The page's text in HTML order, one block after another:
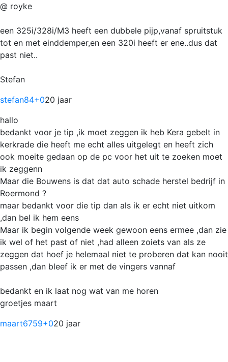
@ royke
een 325i/328i/M3 heeft een dubbele pijp,vanaf spruitstuk
tot en met einddemper,en een 320i heeft er ene..dus dat
past niet..
Stefan
stefan84+020 jaar
hallo
bedankt voor je tip ,ik moet zeggen ik heb Kera gebelt in
kerkrade die heeft me echt alles uitgelegt en heeft zich
ook moeite gedaan op de pc voor het uit te zoeken moet
ik zeggenn
Maar die Bouwens is dat dat auto schade herstel bedrijf in
Roermond ?
maar bedankt voor die tip dan als ik er echt niet uitkom
,dan bel ik hem eens
Maar ik begin volgende week gewoon eens ermee ,dan zie
ik wel of het past of niet ,had alleen zoiets van als ze
zeggen dat hoef je helemaal niet te proberen dat kan nooit
passen ,dan bleef ik er met de vingers vannaf
bedankt en ik laat nog wat van me horen
groetjes maart
maart6759+020 jaar